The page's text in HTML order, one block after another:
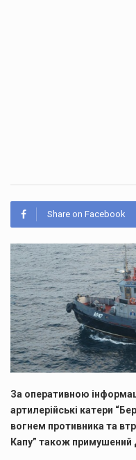
Share on Facebook
За оперативною
артилерійські катери
вогнем противника та
Капу” також примушений